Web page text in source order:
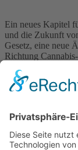
Ein neues Kapitel
und die Zukunft
Gesetz, eine neue
Richtung
geeinigt,
entscheidender
Impressum
Datenschutz